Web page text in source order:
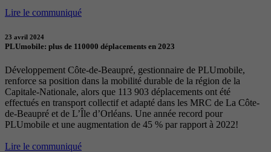
Lire le communiqué
23 avril 2024
PLUmobile: plus de 110000 déplacements en 2023
Développement Côte-de-Beaupré, gestionnaire de PLUmobile,
renforce sa position dans la mobilité durable de la région de la
Capitale-Nationale, alors que 113 903 déplacements ont été
effectués en transport collectif et adapté dans les MRC de La Côte-
de-Beaupré et de L’Île d’Orléans. Une année record pour
PLUmobile et une augmentation de 45 % par rapport à 2022!
Lire le communiqué